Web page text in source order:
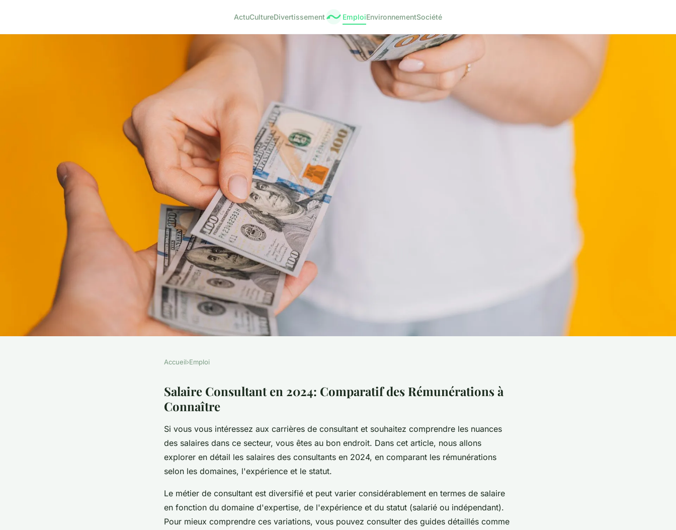
ActuCultureDivertissement EmploiEnvironnementSociété
Salaire consultant en 2024 :
comparatif des rémunérations à
Accueil›Emploi
Salaire Consultant en 2024: Comparatif des Rémunérations à
Connaître
Si vous vous intéressez aux carrières de consultant et souhaitez comprendre les nuances
des salaires dans ce secteur, vous êtes au bon endroit. Dans cet article, nous allons
explorer en détail les salaires des consultants en 2024, en comparant les rémunérations
selon les domaines, l'expérience et le statut.
Le métier de consultant est diversifié et peut varier considérablement en termes de salaire
en fonction du domaine d'expertise, de l'expérience et du statut (salarié ou indépendant).
Pour mieux comprendre ces variations, vous pouvez consulter des guides détaillés comme